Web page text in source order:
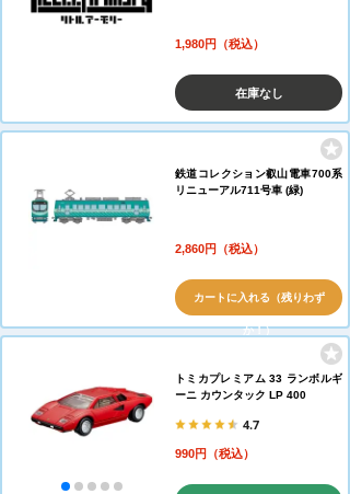
1,980円（税込）
在庫なし
鉄道コレクション叡山電車700系
リニューアル711号車 (緑)
2,860円（税込）
カートに入れる（残りわず
か！）
トミカプレミアム 33 ランボルギ
ーニ カウンタック LP 400
4.7
990円（税込）